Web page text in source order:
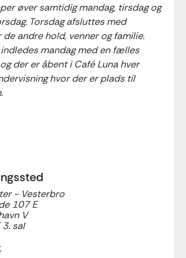
øver samtidig mandag, tirsdag og
Torsdag afsluttes med
andre hold, venner og familie.
mandag med en fælles
der er åbent i Café Luna hver
hvor der er plads til
- Vesterbro
107 E
V
3. sal